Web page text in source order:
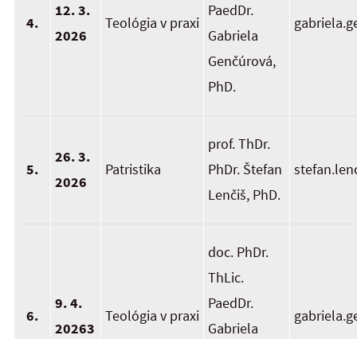
4.
12. 3.
2026
Teológia v praxi
PaedDr.
Gabriela
Genčúrová,
PhD.
5.
26. 3.
2026
Patristika
prof. ThDr.
PhDr. Štefan
Lenčiš, PhD.
6.
9. 4.
20263
Teológia v praxi
doc. PhDr.
ThLic.
PaedDr.
Gabriela